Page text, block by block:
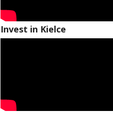
Invest in Kielce